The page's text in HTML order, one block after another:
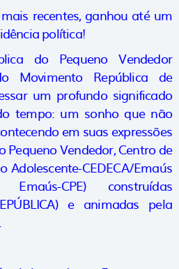
recentes, ganhou até um
política!
do Pequeno Vendedor
Movimento República de
um profundo significado
tempo: um sonho que não
em suas expressões
Pequeno Vendedor, Centro de
Adolescente-CEDECA/Emaús
CPE) construídas
e animadas pela